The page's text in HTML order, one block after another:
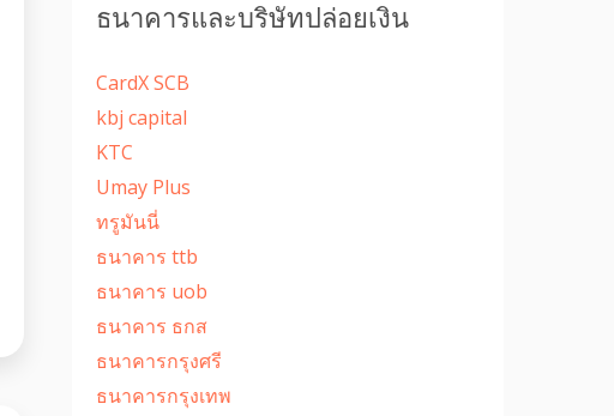
ธนาคารและบริษัทปล่อยเงิน
CardX SCB
kbj capital
KTC
Umay Plus
ทรูมันนี่
ธนาคาร ttb
ธนาคาร uob
ธนาคาร ธกส
ธนาคารกรุงศรี
ธนาคารกรุงเทพ